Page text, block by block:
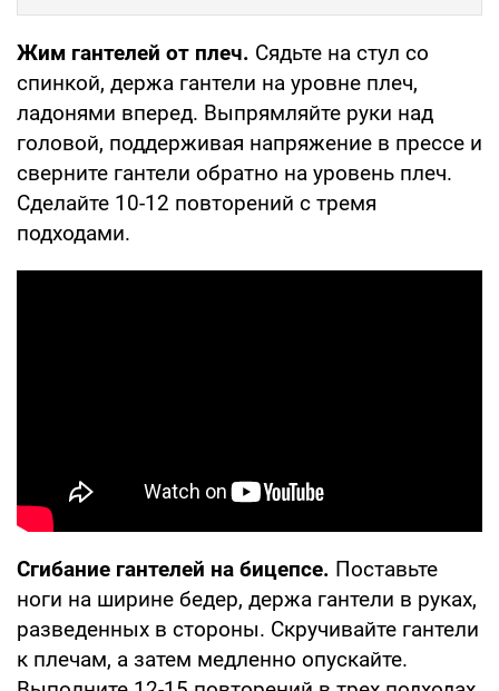
Жим гантелей от плеч. Сядьте на стул со
спинкой, держа гантели на уровне плеч,
ладонями вперед. Выпрямляйте руки над
головой, поддерживая напряжение в прессе и
сверните гантели обратно на уровень плеч.
Сделайте 10-12 повторений с тремя
подходами.
Сгибание гантелей на бицепсе. Поставьте
ноги на ширине бедер, держа гантели в руках,
разведенных в стороны. Скручивайте гантели
к плечам, а затем медленно опускайте.